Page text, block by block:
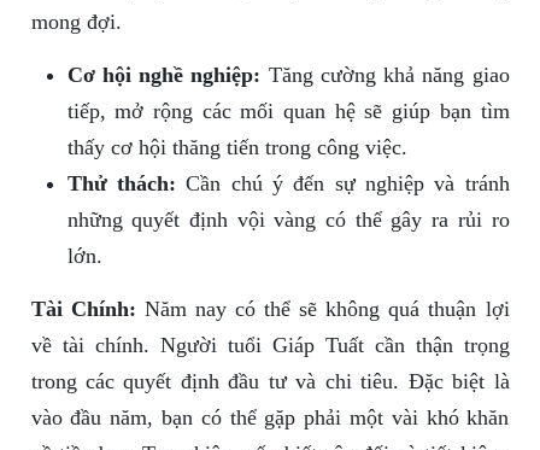
mong đợi.
Cơ hội nghề nghiệp: Tăng cường khả năng giao
tiếp, mở rộng các mối quan hệ sẽ giúp bạn tìm
thấy cơ hội thăng tiến trong công việc.
Thử thách: Cần chú ý đến sự nghiệp và tránh
những quyết định vội vàng có thể gây ra rủi ro
lớn.
Tài Chính: Năm nay có thể sẽ không quá thuận lợi
về tài chính. Người tuổi Giáp Tuất cần thận trọng
trong các quyết định đầu tư và chi tiêu. Đặc biệt là
vào đầu năm, bạn có thể gặp phải một vài khó khăn